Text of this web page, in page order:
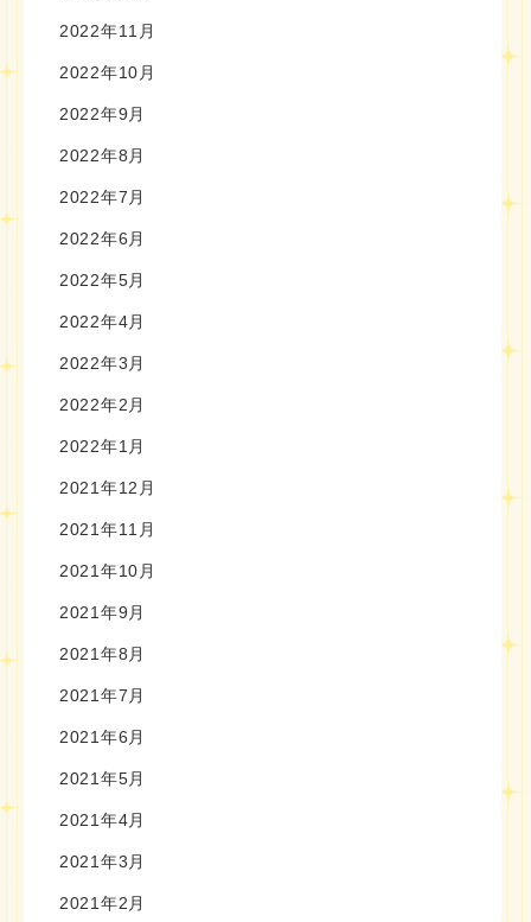
2022年11月
2022年10月
2022年9月
2022年8月
2022年7月
2022年6月
2022年5月
2022年4月
2022年3月
2022年2月
2022年1月
2021年12月
2021年11月
2021年10月
2021年9月
2021年8月
2021年7月
2021年6月
2021年5月
2021年4月
2021年3月
2021年2月